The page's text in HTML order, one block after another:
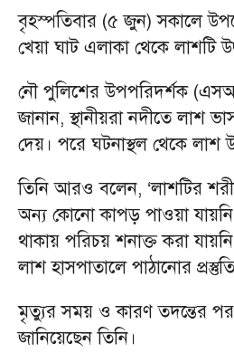
বৃহস্পতিবার (৫ জুন) সকালে
খেয়া ঘাট এলাকা থেকে লাশটি
নৌ পুলিশের উপপরিদর্শক
জানান, স্থানীয়রা নদীতে লাশ
দেয়। পরে ঘটনাস্থল থেকে লাশ
তিনি আরও বলেন, ‘লাশটির
অন্য কোনো কাপড় পাওয়া
থাকায় পরিচয় শনাক্ত করা
লাশ হাসপাতালে পাঠানোর
মৃত্যুর সময় ও কারণ তদন্তের পর
জানিয়েছেন তিনি।